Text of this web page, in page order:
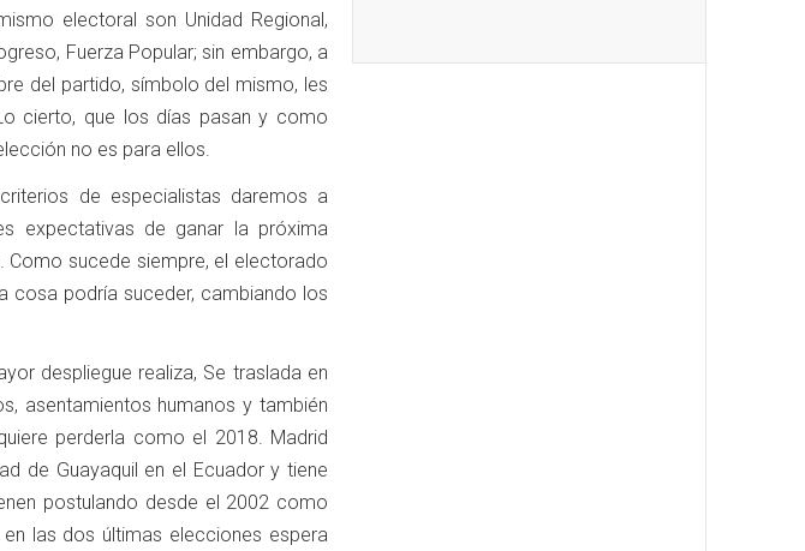
electoral son Unidad Regional,
Fuerza Popular; sin embargo, a
del partido, símbolo del mismo, les
cierto, que los días pasan y como
no es para ellos.
de especialistas daremos a
expectativas de ganar la próxima
Como sucede siempre, el electorado
cosa podría suceder, cambiando los
despliegue realiza, Se traslada en
asentamientos humanos y también
perderla como el 2018. Madrid
de Guayaquil en el Ecuador y tiene
postulando desde el 2002 como
las dos últimas elecciones espera